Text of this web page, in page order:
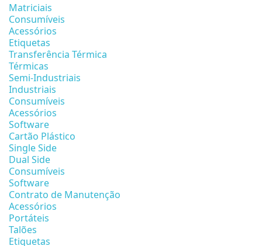
Matriciais
Consumíveis
Acessórios
Etiquetas
Transferência Térmica
Térmicas
Semi-Industriais
Industriais
Consumíveis
Acessórios
Software
Cartão Plástico
Single Side
Dual Side
Consumíveis
Software
Contrato de Manutenção
Acessórios
Portáteis
Talões
Etiquetas